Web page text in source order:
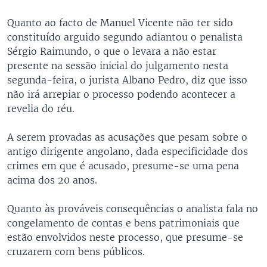
Quanto ao facto de Manuel Vicente não ter sido
constituído arguido segundo adiantou o penalista
Sérgio Raimundo, o que o levara a não estar
presente na sessão inicial do julgamento nesta
segunda-feira, o jurista Albano Pedro, diz que isso
não irá arrepiar o processo podendo acontecer a
revelia do réu.
A serem provadas as acusações que pesam sobre o
antigo dirigente angolano, dada especificidade dos
crimes em que é acusado, presume-se uma pena
acima dos 20 anos.
Quanto às prováveis consequências o analista fala no
congelamento de contas e bens patrimoniais que
estão envolvidos neste processo, que presume-se
cruzarem com bens públicos.